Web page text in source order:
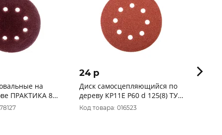
на
ПРАКТИКА 8
24 p
Диск самосцепляющийся по
дереву КР11Е P60 d 125(8) ТУ
3980-007-00223332...
Код товара: 016523
270